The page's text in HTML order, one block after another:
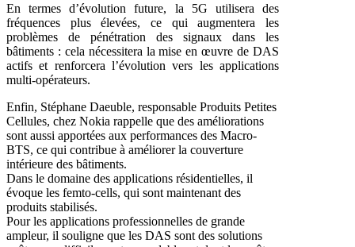
En termes d’évolution future, la 5G utilisera des
fréquences plus élevées, ce qui augmentera les
problèmes de pénétration des signaux dans les
bâtiments : cela nécessitera la mise en œuvre de DAS
actifs et renforcera l’évolution vers les applications
multi-opérateurs.
Enfin, Stéphane Daeuble, responsable Produits Petites
Cellules, chez Nokia rappelle que des améliorations
sont aussi apportées aux performances des Macro-
BTS, ce qui contribue à améliorer la couverture
intérieure des bâtiments.
Dans le domaine des applications résidentielles, il
évoque les femto-cells, qui sont maintenant des
produits stabilisés.
Pour les applications professionnelles de grande
ampleur, il souligne que les DAS sont des solutions